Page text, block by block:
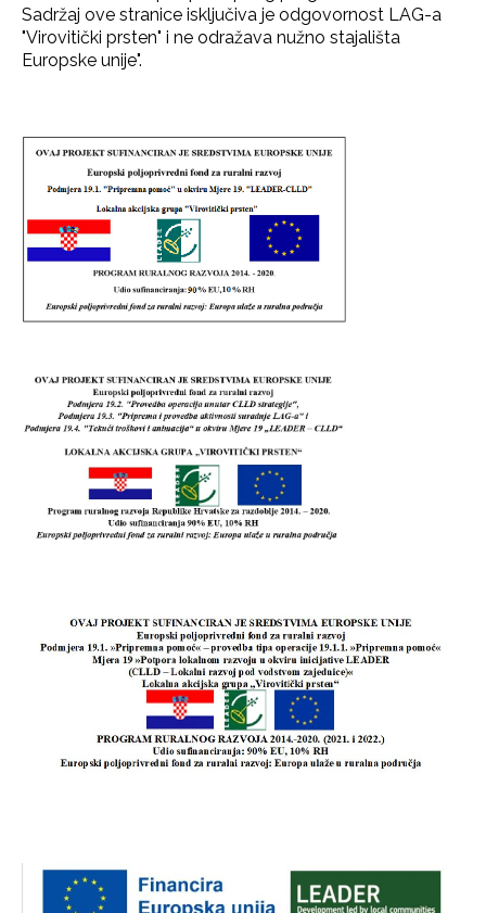
Sadržaj ove stranice isključiva je odgovornost LAG-a
"Virovitički prsten" i ne odražava nužno stajališta
Europske unije".